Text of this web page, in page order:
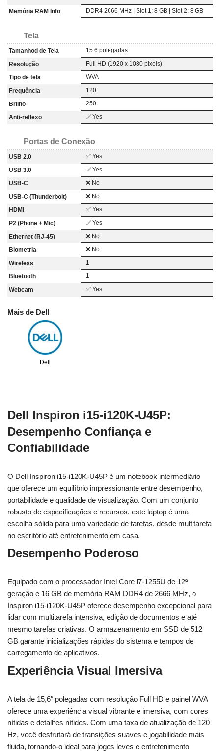
Memória RAM Info
DDR4 2666 MHz | Slot 1: 8 GB | Slot 2: 8 GB
Tela
Tamanhod de Tela
15.6 polegadas
Resolução
Full HD (1920 x 1080 pixels)
Tipo de tela
WVA
Frequência
120
Brilho
250
Anti-reflexo
✅ Yes
Portas de Conexão
USB 2.0
✅ Yes
USB 3.0
✅ Yes
USB-C
❌ No
USB-C (Thunderbolt)
❌ No
HDMI
✅ Yes
P2 (Phone + Mic)
✅ Yes
Ethernet (RJ-45)
❌ No
Biometria
❌ No
Wireless
1
Bluetooth
1
Webcam
✅ Yes
Mais de Dell
Dell
Dell Inspiron i15-i120K-U45P:
Desempenho Confiança e
Confiabilidade
O Dell Inspiron i15-i120K-U45P é um notebook intermediário
que oferece um equilíbrio impressionante entre desempenho,
portabilidade e qualidade de visualização. Com um conjunto
robusto de especificações e recursos, este laptop é uma
escolha sólida para uma variedade de tarefas, desde multitarefa
no escritório até entretenimento em casa.
Desempenho Poderoso
Equipado com o processador Intel Core i7-1255U de 12ª
geração e 16 GB de memória RAM DDR4 de 2666 MHz, o
Inspiron i15-i120K-U45P oferece desempenho excepcional para
lidar com multitarefa intensiva, edição de documentos e até
mesmo tarefas criativas. O armazenamento em SSD de 512
GB garante inicializações rápidas do sistema e tempos de
carregamento de aplicativos.
Experiência Visual Imersiva
A tela de 15,6″ polegadas com resolução Full HD e painel WVA
oferece uma experiência visual vibrante e imersiva, com cores
nítidas e detalhes nítidos. Com uma taxa de atualização de 120
Hz, você desfrutará de transições suaves e jogabilidade mais
fluida, tornando-o ideal para jogos leves e entretenimento